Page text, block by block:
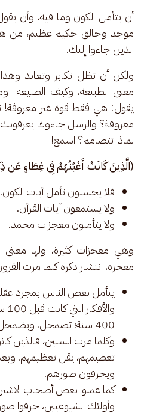
أن يتأمل الكون وما فيه، وأن
موجد وخالق حكيم عظيم، من
الذين جاءوا إليك.
ولكن أن تظل تكابر وتعاند
معنى الطبيعة، وكيف الطبيعة
يقول: هي فقط قوة غير معروفة!
معروفة؟ والرسل جاءوك يعرفونك
لماذا تتصامم؟ اسمع!
(الَّذِينَ كَانَتْ أَعْيُنُهُمْ فِي غِطَاءٍ عَن
فلا يحسنون تأمل آيات الكون.
ولا يستمعون آيات القرآن.
ولا يتأملون معجزات محمد.
وهي معجزات كثيرة، ولها معنى
معجزة، انتشار ذكره كلما مرت
يتأمل بعض الناس بمجرد
400 سنة؛ تضمحل، ويضمحل أصحابها.
وكلما مرت السنين، فالذين
تعظيمهم، يقل تعظيمهم.
ويحرقون صورهم.
كما عملوا بعض أصحاب
وأولئك الشيوعيين، حرقوا